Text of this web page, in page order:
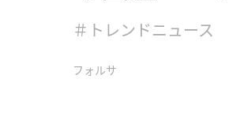
＃トレンドニュース
フォルサ